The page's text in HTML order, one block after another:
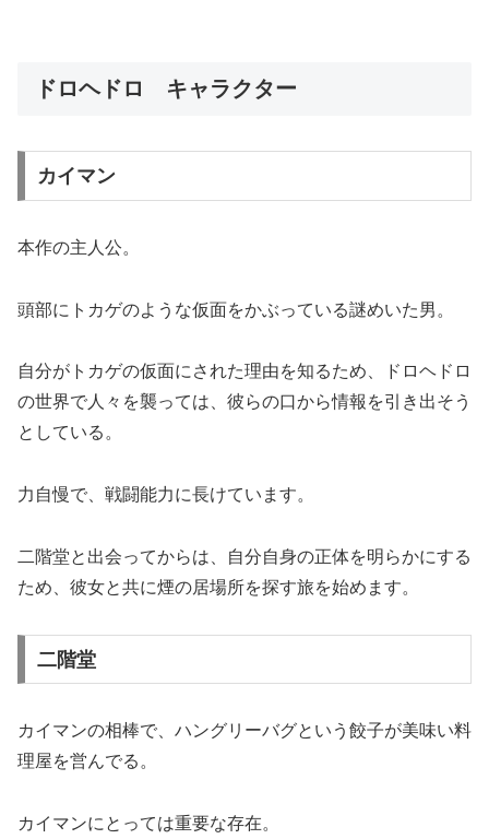
ドロヘドロ キャラクター
カイマン
本作の主人公。
頭部にトカゲのような仮面をかぶっている謎めいた男。
自分がトカゲの仮面にされた理由を知るため、ドロヘドロ
の世界で人々を襲っては、彼らの口から情報を引き出そう
としている。
力自慢で、戦闘能力に長けています。
二階堂と出会ってからは、自分自身の正体を明らかにする
ため、彼女と共に煙の居場所を探す旅を始めます。
二階堂
カイマンの相棒で、ハングリーバグという餃子が美味い料
理屋を営んでる。
カイマンにとっては重要な存在。